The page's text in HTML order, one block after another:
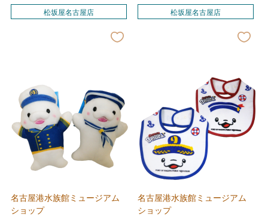
松坂屋名古屋店 松坂屋名古屋店
名古屋港水族館ミュージアム
ショップ
名古屋港水族館ミュージアム
ショップ